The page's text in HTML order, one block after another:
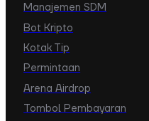
Manajemen SDM
Bot Kripto
Kotak Tip
Permintaan
Arena Airdrop
Tombol Pembayaran